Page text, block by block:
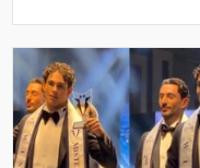
köçəcəyik. Amma köçməyin d